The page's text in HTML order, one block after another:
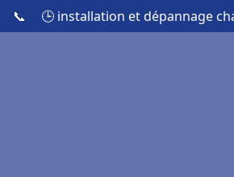
📞 🕒 installation et dépannage